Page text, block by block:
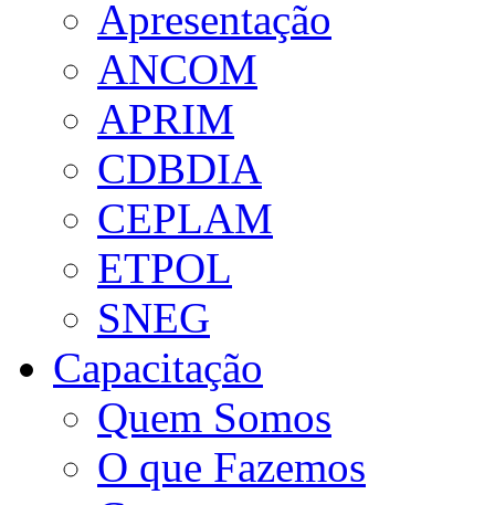
Apresentação
ANCOM
APRIM
CDBDIA
CEPLAM
ETPOL
SNEG
Capacitação
Quem Somos
O que Fazemos